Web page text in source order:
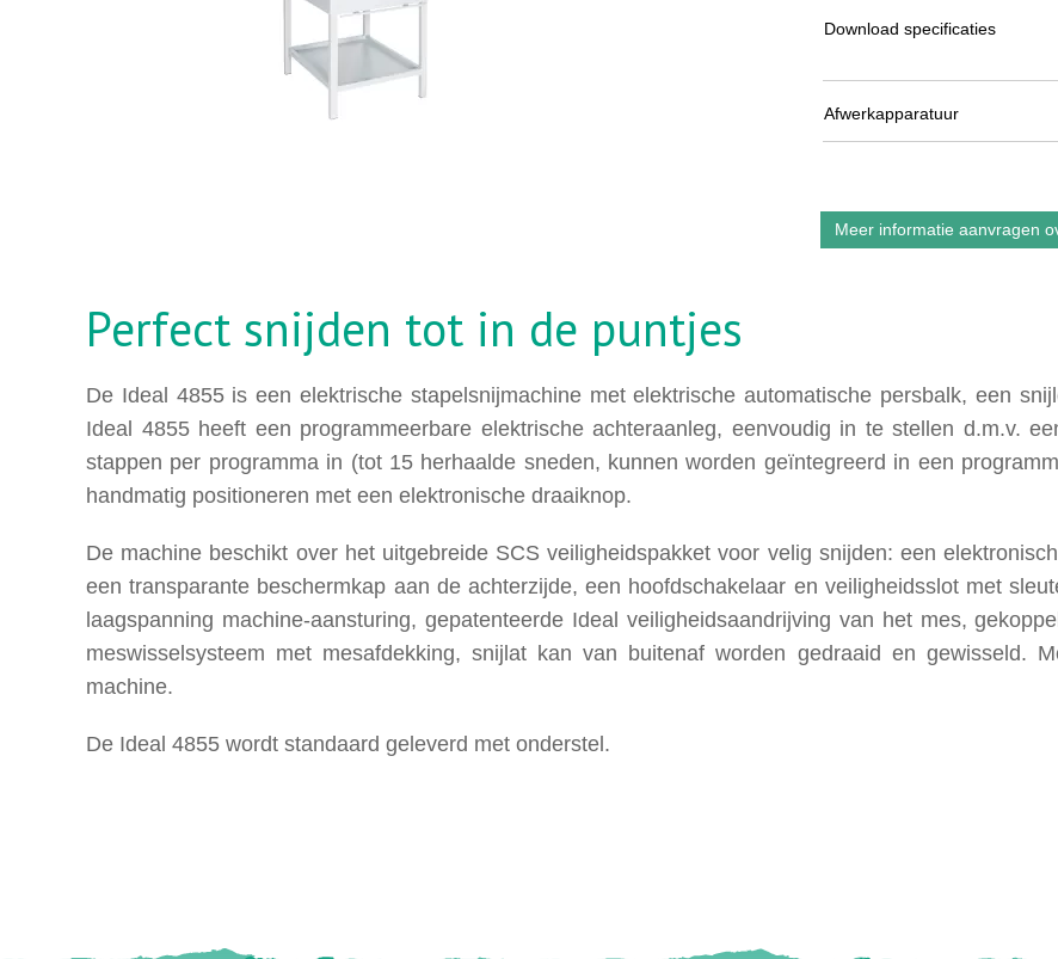
Download specificaties
Afwerkapparatuur
Meer informatie aanvragen
Perfect snijden tot in de puntjes
De Ideal 4855 is een elektrische stapelsnijmachine met elektrische automatische persbalk, een
Ideal 4855 heeft een programmeerbare elektrische achteraanleg, eenvoudig in te stellen d.m.v.
stappen per programma in (tot 15 herhaalde sneden, kunnen worden geïntegreerd in een
handmatig positioneren met een elektronische draaiknop.
De machine beschikt over het uitgebreide SCS veiligheidspakket voor velig snijden: een
een transparante beschermkap aan de achterzijde, een hoofdschakelaar en veiligheidsslot met
laagspanning machine-aansturing, gepatenteerde Ideal veiligheidsaandrijving van het mes,
meswisselsysteem met mesafdekking, snijlat kan van buitenaf worden gedraaid en gewisseld.
machine.
De Ideal 4855 wordt standaard geleverd met onderstel.